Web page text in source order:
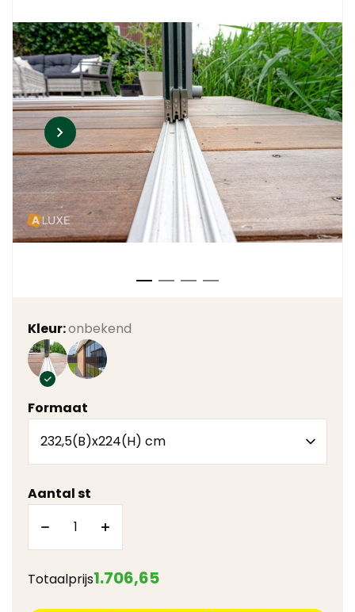
Kleur:onbekend
Formaat
Aantal st
Totaalprijs1.706,65